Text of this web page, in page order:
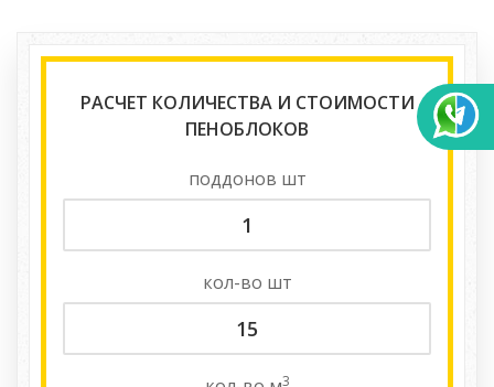
РАСЧЕТ КОЛИЧЕСТВА И СТОИМОСТИ
ПЕНОБЛОКОВ
поддонов шт
кол-во шт
3